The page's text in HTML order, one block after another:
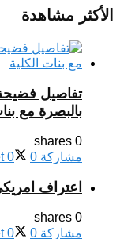
الأكثر مشاهدة
تفاصيل
بالبصرة مع
0 shares
مشاركة 0
0
اعتراف
0 shares
مشاركة 0
0